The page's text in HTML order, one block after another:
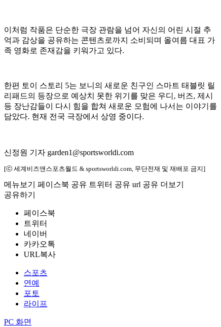
이처럼 작품은 단순한 극장 관람을 넘어 자신의 어린 시절 추
억과 감상을 공유하는 콘텐츠로까지 소비되며 올여름 대표 가
족 영화로 존재감을 키워가고 있다.
한편 토이 스토리 5는 보니의 새로운 친구인 스마트 태블릿 릴
리패드의 등장으로 예상치 못한 위기를 맞은 우디, 버즈, 제시
등 장난감들이 다시 힘을 합쳐 새로운 모험에 나서는 이야기를
담았다. 현재 전국 극장에서 상영 중이다.
신정원 기자 garden1@sportsworldi.com
[ⓒ 세계비즈앤스포츠월드 & sportsworldi.com, 무단전재 및 재배포 금지]
메뉴보기 페이스북 공유 트위터 공유 url 공유 더보기
공유하기
페이스북
트위터
네이버
카카오톡
URL복사
스포츠
연예
포토
라이프
PC 화면